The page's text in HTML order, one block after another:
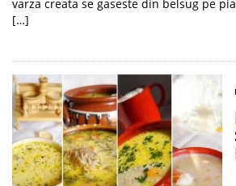
varza creata se gaseste din belsug pe
[…]